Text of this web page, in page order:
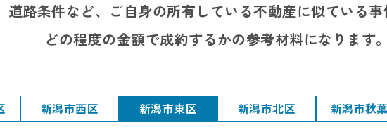
道路条件など、ご自身の所有している不動産に似ている事
どの程度の金額で成約するかの参考材料になります。
新潟市西区 新潟市東区 新潟市北区 新潟市秋